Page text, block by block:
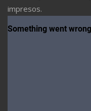
impresos.